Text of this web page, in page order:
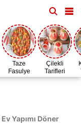
Taze
Fasulye
Zamanı
Çilekli
Tarifleri
Ev Yapımı Döner